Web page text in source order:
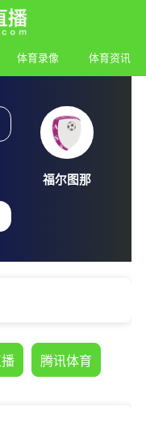
体育录像 体育资讯
甲
:
赛
腾讯体育